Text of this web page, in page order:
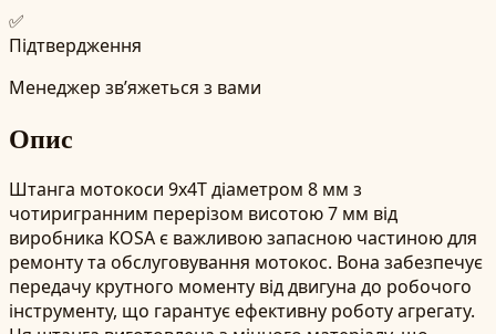
✅
Підтвердження
Менеджер зв’яжеться з вами
Опис
Штанга мотокоси 9x4T діаметром 8 мм з
чотиригранним перерізом висотою 7 мм від
виробника KOSA є важливою запасною частиною для
ремонту та обслуговування мотокос. Вона забезпечує
передачу крутного моменту від двигуна до робочого
інструменту, що гарантує ефективну роботу агрегату.